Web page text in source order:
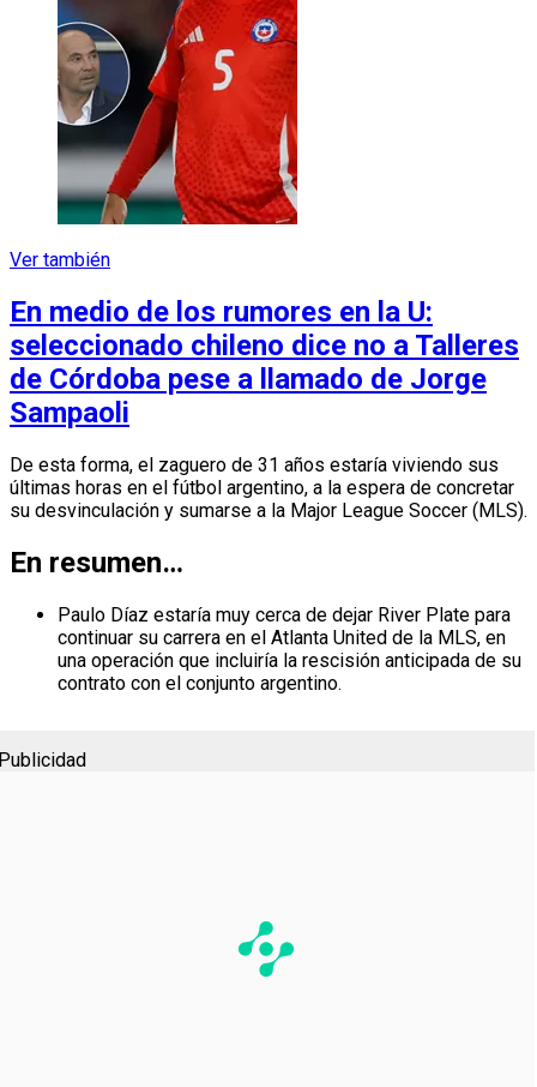
Ver también
En medio de los rumores en la U:
seleccionado chileno dice no a Talleres
de Córdoba pese a llamado de Jorge
Sampaoli
De esta forma, el zaguero de 31 años estaría viviendo sus
últimas horas en el fútbol argentino, a la espera de concretar
su desvinculación y sumarse a la Major League Soccer (MLS).
En resumen…
Paulo Díaz estaría muy cerca de dejar River Plate para
continuar su carrera en el Atlanta United de la MLS, en
una operación que incluiría la rescisión anticipada de su
contrato con el conjunto argentino.